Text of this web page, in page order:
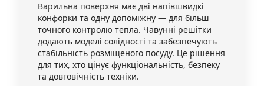
Варильна поверхня має дві напівшвидкі
конфорки та одну допоміжну — для більш
точного контролю тепла. Чавунні решітки
додають моделі солідності та забезпечують
стабільність розміщеного посуду. Це рішення
для тих, хто цінує функціональність, безпеку
та довговічність техніки.